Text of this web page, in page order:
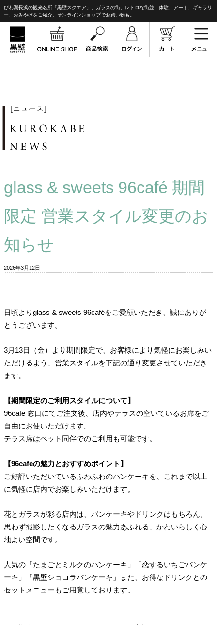
びわ湖長浜の観光名所「黒壁スクエア」。ガラスの街。レトロな街並、体験、アート、ギャラリ
ー、おみやげをご紹介。オンラインショップでお買い物も。
glass & sweets 96café 期間
限定 営業スタイル変更のお
知らせ
2026年3月12日
日頃よりglass & sweets 96caféをご愛顧いただき、誠にありが
とうございます。
3月13日（金）より期間限定で、お客様により気軽にお楽しみい
ただけるよう、営業スタイルを下記の通り変更させていただき
ます。
【期間限定のご利用スタイルについて】
96café 窓口にてご注文後、店内やテラスの空いているお席をご
自由にお使いただけます。
テラス席はペット同伴でのご利用も可能です。
【96caféの魅力とおすすめポイント】
ご好評いただいているふわふわのパンケーキを、これまで以上
に気軽に店内でお楽しみいただけます。
花とガラスが彩る店内は、パンケーキやドリンクはもちろん、
思わず撮影したくなるガラスの魅力あふれる、かわいらしく心
地よい空間です。
人気の「たまごとミルクのパンケーキ」「恋するいちごパンケ
ーキ」「黒壁ショコラパンケーキ」また、お得なドリンクとの
セットメニューもご用意しております。